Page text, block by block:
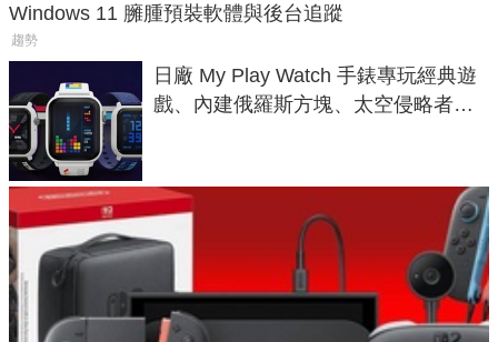
Windows 11 臃腫預裝軟體與後台追蹤
趨勢
日廠 My Play Watch 手錶專玩經典遊
戲、內建俄羅斯方塊、太空侵略者，